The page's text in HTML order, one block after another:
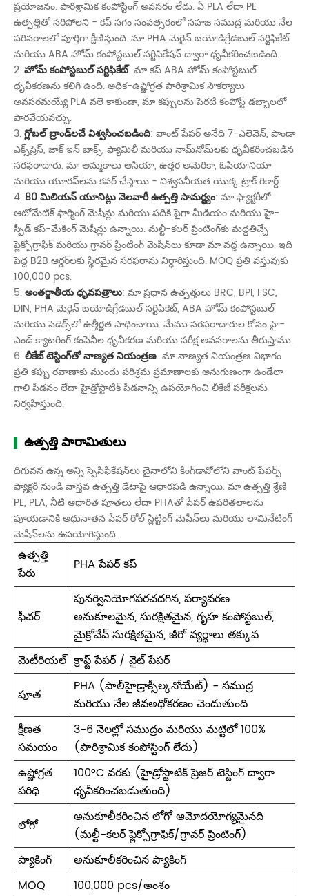
ప్రయోజనం. పారిశ్రామిక కంపోస్టింగ్ అవసరం లేదు. ఏ PLA లేదా PE
ఉత్పత్తితో సరిపోలని - కప్ సగం సంవత్సరంలో సహజ సముద్ర మరియు నేల
పరిసరాలలో పూర్తిగా క్షీణిస్తుంది. మా PHA మెరైన్ బయోడిగ్రేడబుల్ సర్టిఫికేట్
మరియు ABA హోమ్ కంపోస్టబుల్ సర్టిఫికేషన్ ద్వారా ధృవీకరించబడింది.
2.హోమ్ కంపోస్టబుల్ సర్టిఫికేట్: మా కప్ ABA హోమ్ కంపోస్టబుల్
ధృవీకరణను కలిగి ఉంది. అధిక-ఉష్ణోగ్రత పారిశ్రామిక సౌకర్యాలు
అవసరమయ్యే PLA వలె కాకుండా, మా కప్పులను పెరటి కంపోస్ట్ డబ్బాలలో
పారవేయవచ్చు.
3.గ్లోబల్ బ్రాండ్‌లచే విశ్వసించబడింది: వాంట్ పేపర్ అనేది 7-ఎలెవెన్, పాండా
ఎక్స్‌ప్రెస్, జాక్ ఇన్ బాక్స్, ఫ్యామిలీ మరియు నామ్‌నోమ్‌లకు ధృవీకరించబడిన
సరఫరాదారు. మా అమ్మకాలు ఆసియా, ఉత్తర అమెరికా, ఓషియానియా
మరియు యూరప్‌లను కవర్ చేస్తాయి - విశ్వసనీయత యొక్క ట్రాక్ రికార్డ్.
4. 80 మిలియన్ యూనిట్లు నెలవారీ ఉత్పత్తి సామర్థ్యం: మా ఫ్యాక్టరీలో
ఆటోమేటిక్ ఫార్మింగ్ మెషీన్లు మరియు పదికి పైగా మీడియం మరియు హై-
స్పీడ్ కప్-మేకింగ్ మెషీన్లు ఉన్నాయి. మల్టీ-కలర్ ప్రింటింగ్‌కు మద్దతిచ్చే
ఫ్లెక్సోగ్రాఫిక్ మరియు గ్రావర్ ప్రింటింగ్ మెషీన్‌లు కూడా మా వద్ద ఉన్నాయి. ఇది
పెద్ద B2B ఆర్డర్‌లకు స్థిరమైన సరఫరాను నిర్ధారిస్తుంది. MOQ ప్రతి వస్తువుకు
100,000 pcs.
5.అంతర్జాతీయ ధృవపత్రాలు: మా ప్రధాన ఉత్పత్తులు BRC, BPI, FSC,
DIN, PHA మెరైన్ బయోడిగ్రేడబుల్ సర్టిఫికెట్, ABA హోమ్ కంపోస్టబుల్
మరియు సెడెక్స్‌లో ఉత్తీర్ణత సాధించాయి. మేము సరఫరాదారుల కోసం హై-
ఎండ్ క్యాటరింగ్ కంపెనీల ధృవీకరణ మరియు పరీక్ష అవసరాలను తీరుస్తాము.
6.లీకేజ్ టెస్టింగ్‌తో నాణ్యత నియంత్రణ: మా నాణ్యత నియంత్రణ విభాగం
ప్రతి కప్పు రవాణాకు ముందు పరిశ్రమ ప్రమాణాలకు అనుగుణంగా ఉండేలా
గాలి పీడనం లేదా హైడ్రోస్టాటిక్ పీడనాన్ని ఉపయోగించి లీకేజీ పరీక్షలను
నిర్వహిస్తుంది.
ఉత్పత్తి పారామితులు
దిగువన ఉన్న అన్ని స్పెసిఫికేషన్‌లు చైనాలోని కింగ్‌డావోలోని వాంట్ పేపర్స్
ఫ్యాక్టరీ నుండి వాస్తవ ఉత్పత్తి డేటాపై ఆధారపడి ఉన్నాయి. మా ఉత్పత్తి శ్రేణి
PE, PLA, నీటి ఆధారిత పూతలు లేదా PHAతో పేపర్ ఉపరితలాలను
పూయడానికి అధునాతన పేపర్ రోల్ స్లిట్టింగ్ మెషీన్‌లు మరియు లామినేటింగ్
మెషీన్‌లను ఉపయోగిస్తుంది.
ఉత్పత్తి
పేరు
PHA పేపర్ కప్
ఫీచర్
పునర్వినియోగపరచదగిన, పర్యావరణ
అనుకూలమైన, సురక్షితమైన, గృహ కంపోస్టబుల్,
మైక్రోవేవ్ సురక్షితమైన, జీరో వ్యర్థాలు తక్కువ
మెటీరియల్ క్రాఫ్ట్ పేపర్ / వైట్ పేపర్
పూత
PHA (పాలీహైడ్రాక్సీల్కనోయేట్) - సముద్ర
మరియు నేల జీవఅధోకరణం చెందుతుంది
క్షీణత
సమయం
3-6 నెలల్లో సముద్రం మరియు మట్టిలో 100%
(పారిశ్రామిక కంపోస్టింగ్ లేదు)
ఉష్ణోగ్రత
పరిధి
100°C వరకు (హైడ్రోస్టాటిక్ ప్రెజర్ టెస్టింగ్ ద్వారా
ధృవీకరించబడుతుంది)
లోగో
అనుకూలీకరించిన లోగో ఆమోదయోగ్యమైనది
(మల్టీ-కలర్ ఫ్లెక్సోగ్రాఫిక్/గ్రావర్ ప్రింటింగ్)
ప్యాకింగ్
అనుకూలీకరించిన ప్యాకింగ్
MOQ
100,000 pcs/అంశం